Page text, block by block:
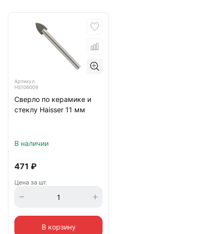
Артикул
HS106009
Сверло по керамике и
стеклу Haisser 11 мм
В наличии
471 ₽
Цена за шт.
В корзину